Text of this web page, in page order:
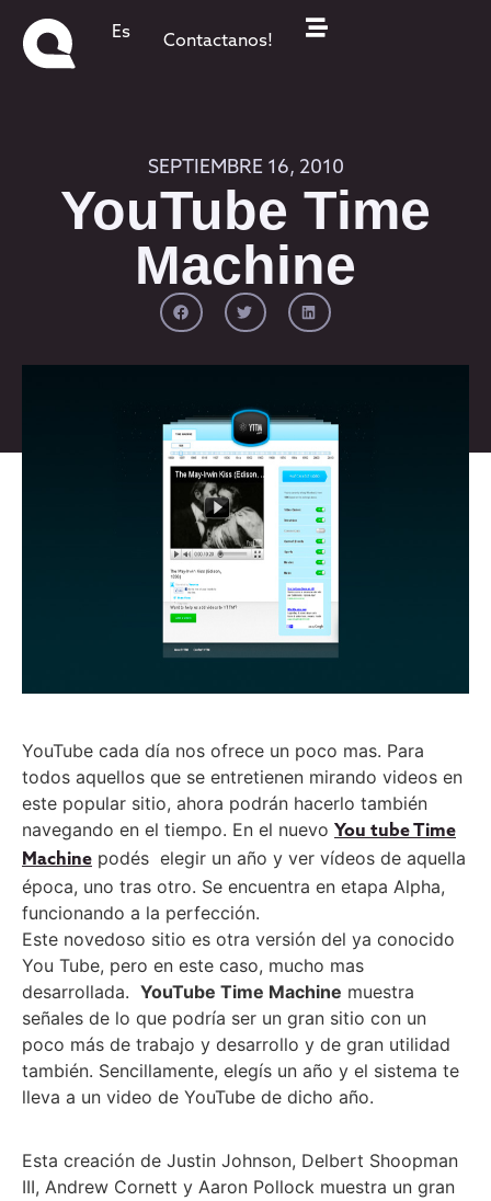
Es Contactanos!
SEPTIEMBRE 16, 2010
YouTube Time
Machine
YouTube cada día nos ofrece un poco mas. Para
todos aquellos que se entretienen mirando videos en
este popular sitio, ahora podrán hacerlo también
navegando en el tiempo. En el nuevo You tube Time
Machine podés elegir un año y ver vídeos de aquella
época, uno tras otro. Se encuentra en etapa Alpha,
funcionando a la perfección.
Este novedoso sitio es otra versión del ya conocido
You Tube, pero en este caso, mucho mas
desarrollada. YouTube Time Machine muestra
señales de lo que podría ser un gran sitio con un
poco más de trabajo y desarrollo y de gran utilidad
también. Sencillamente, elegís un año y el sistema te
lleva a un video de YouTube de dicho año.
Esta creación de Justin Johnson, Delbert Shoopman
III, Andrew Cornett y Aaron Pollock muestra un gran